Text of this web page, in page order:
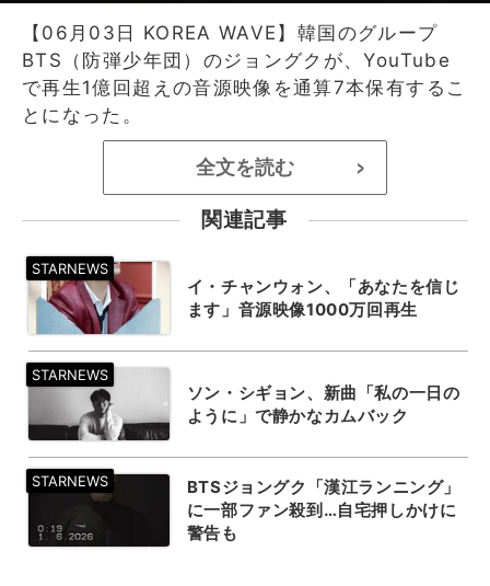
【06月03日 KOREA WAVE】韓国のグループ
BTS（防弾少年団）のジョングクが、YouTube
で再生1億回超えの音源映像を通算7本保有するこ
とになった。
全文を読む >
関連記事
イ・チャンウォン、「あなたを信じ
ます」音源映像1000万回再生
ソン・シギョン、新曲「私の一日の
ように」で静かなカムバック
BTSジョングク「漢江ランニング」
に一部ファン殺到…自宅押しかけに
警告も